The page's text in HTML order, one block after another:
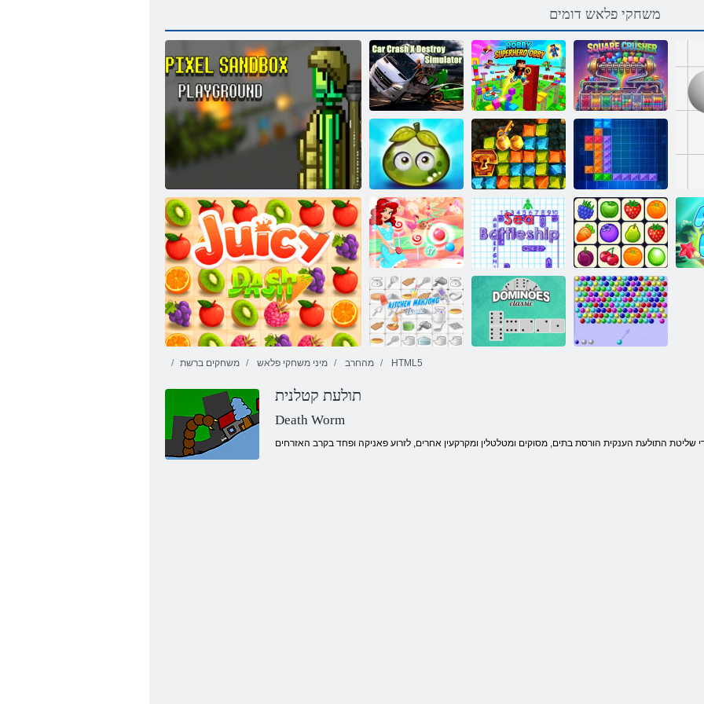
משחקי פלאש דומים
Pixel Sandbox Playground
Crash X
Destroy
רוטלומיס
יבוא לעה רוביג
יבור
תעבורמ הסרגמ
פירות יער
עסיסיים
הרפתקאות
בהזל הלהבה
תורצוא דיצ
סקירטנט
תידנק העוב ללוצ םי
Onet יסאלק
רוביח
משחקים ברשת מיני משחקי פלאש מהחרב HTML5
תולעת קטלנית
Death Worm